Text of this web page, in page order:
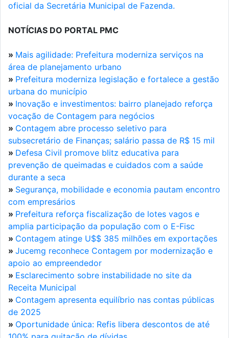
oficial da Secretária Municipal de Fazenda.
NOTÍCIAS DO PORTAL PMC
» Mais agilidade: Prefeitura moderniza serviços na
área de planejamento urbano
» Prefeitura moderniza legislação e fortalece a gestão
urbana do município
» Inovação e investimentos: bairro planejado reforça
vocação de Contagem para negócios
» Contagem abre processo seletivo para
subsecretário de Finanças; salário passa de R$ 15 mil
» Defesa Civil promove blitz educativa para
prevenção de queimadas e cuidados com a saúde
durante a seca
» Segurança, mobilidade e economia pautam encontro
com empresários
» Prefeitura reforça fiscalização de lotes vagos e
amplia participação da população com o E-Fisc
» Contagem atinge U$$ 385 milhões em exportações
» Jucemg reconhece Contagem por modernização e
apoio ao empreendedor
» Esclarecimento sobre instabilidade no site da
Receita Municipal
» Contagem apresenta equilíbrio nas contas públicas
de 2025
» Oportunidade única: Refis libera descontos de até